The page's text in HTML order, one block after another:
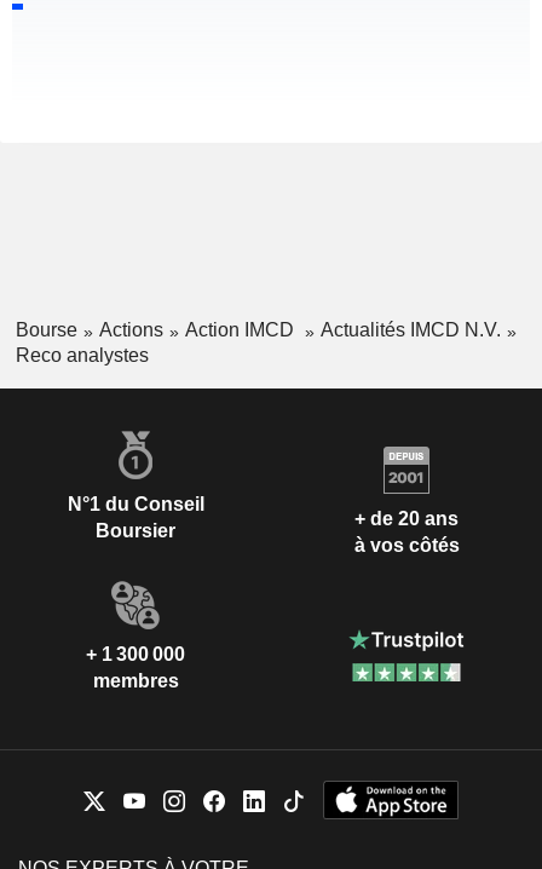
Bourse Actions Action IMCD
Actualités IMCD N.V.
Reco analystes
N°1 du Conseil
Boursier
+ de 20 ans
à vos côtés
+ 1 300 000
membres